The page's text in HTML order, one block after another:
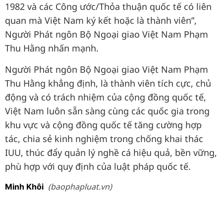
1982 và các Công ước/Thỏa thuận quốc tế có liên
quan mà Việt Nam ký kết hoặc là thành viên”,
Người Phát ngôn Bộ Ngoại giao Việt Nam Phạm
Thu Hằng nhấn mạnh.
Người Phát ngôn Bộ Ngoại giao Việt Nam Phạm
Thu Hằng khẳng định, là thành viên tích cực, chủ
động và có trách nhiệm của cộng đồng quốc tế,
Việt Nam luôn sẵn sàng cùng các quốc gia trong
khu vực và cộng đồng quốc tế tăng cường hợp
tác, chia sẻ kinh nghiệm trong chống khai thác
IUU, thúc đẩy quản lý nghề cá hiệu quả, bền vững,
phù hợp với quy định của luật pháp quốc tế.
Minh Khôi (baophapluat.vn)